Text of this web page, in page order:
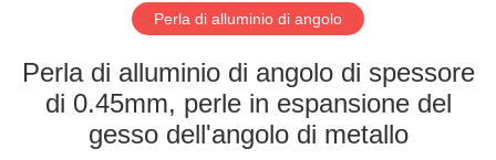
FABBRICA
CONTROLLO
Perla di alluminio di angolo
Perla di alluminio di angolo di spessore
di 0.45mm, perle in espansione del
gesso dell'angolo di metallo